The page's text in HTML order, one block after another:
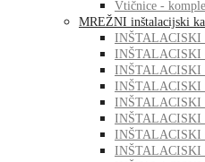
Vtičnice -
MREŽNI inštalacijski
INŠTALACISKI
INŠTALACISKI
INŠTALACISKI
INŠTALACISKI
INŠTALACISKI
INŠTALACISKI
INŠTALACISKI
INŠTALACISKI